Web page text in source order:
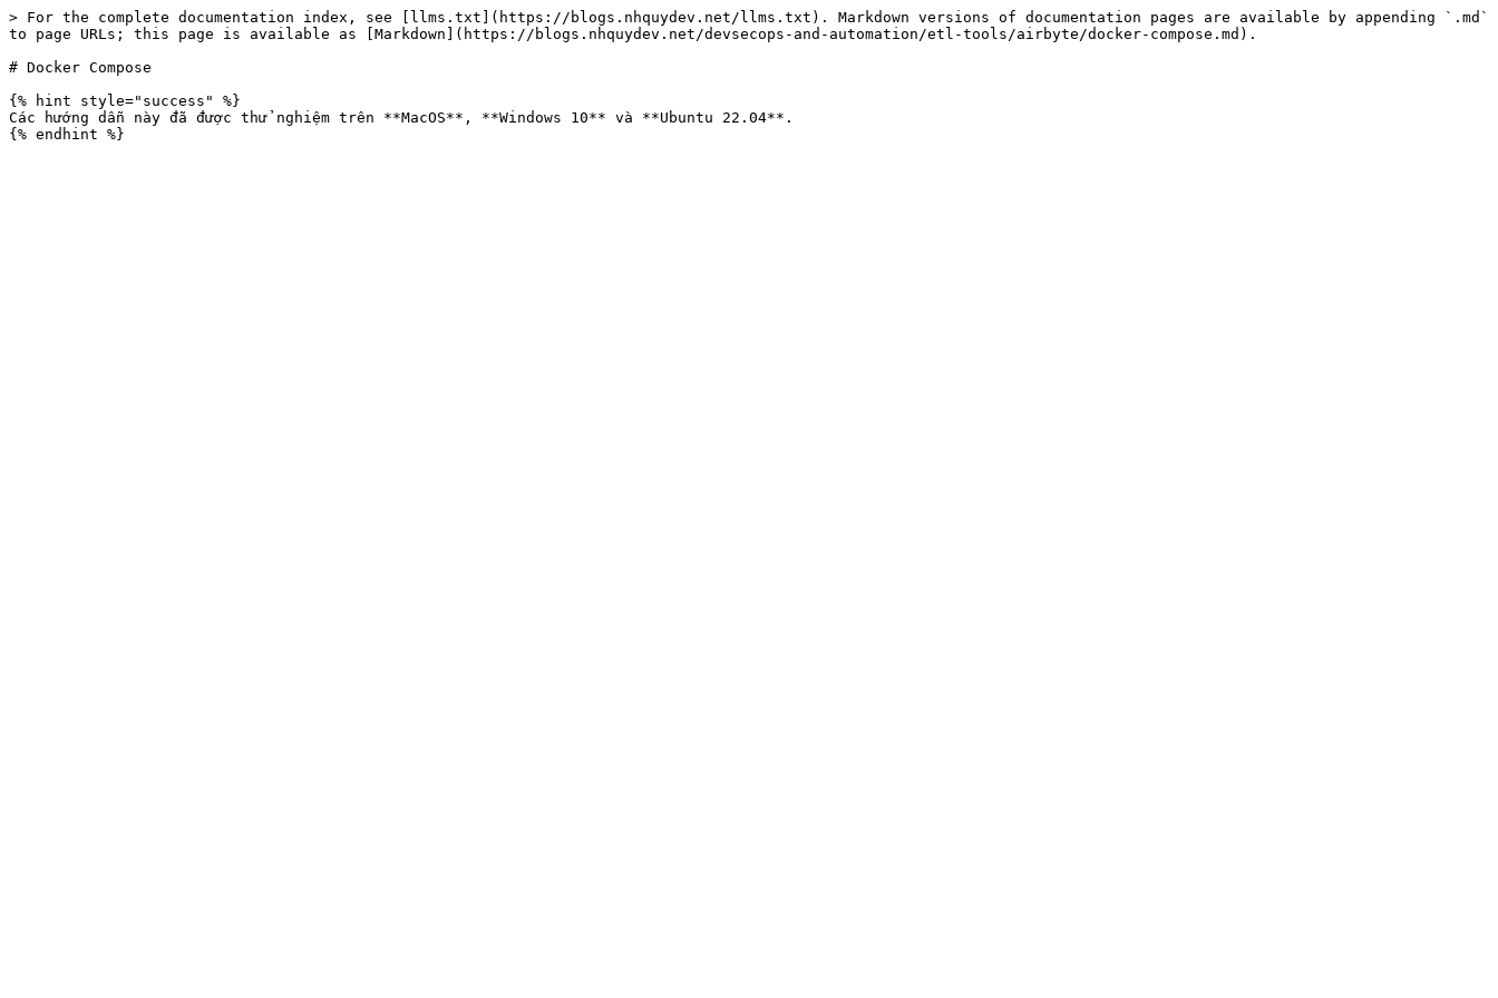
> For the complete documentation index, see [llms.txt](https://blogs.nhquydev.net/llms.txt). Markdown versions of documentation pages are available by appending `.md`
to page URLs; this page is available as [Markdown](https://blogs.nhquydev.net/devsecops-and-automation/etl-tools/airbyte/docker-compose.md).
# Docker Compose
{% hint style="success" %}
Các hướng dẫn này đã được thử nghiệm trên **MacOS**, **Windows 10** và **Ubuntu 22.04**.